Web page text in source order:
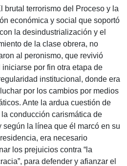
brutal terrorismo del Proceso y la
económica y social que soportó
la desindustrialización y el
de la clase obrera, no
al peronismo, que revivió
iniciarse por fin otra etapa de
institucional, donde era
por los cambios por medios
Ante la ardua cuestión de
conducción carismática de
según la línea que él marcó en su
era necesario
los prejuicios contra “la
para defender y afianzar el